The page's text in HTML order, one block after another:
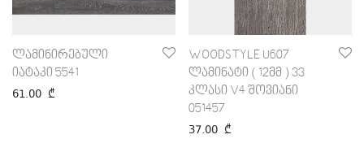
ლამინირებული
იატაკი 5541
61.00 ₾
WOODSTYLE U607
ლამინატი ( 12მმ ) 33
კლასი V4 შოვიანი
051457
37.00 ₾